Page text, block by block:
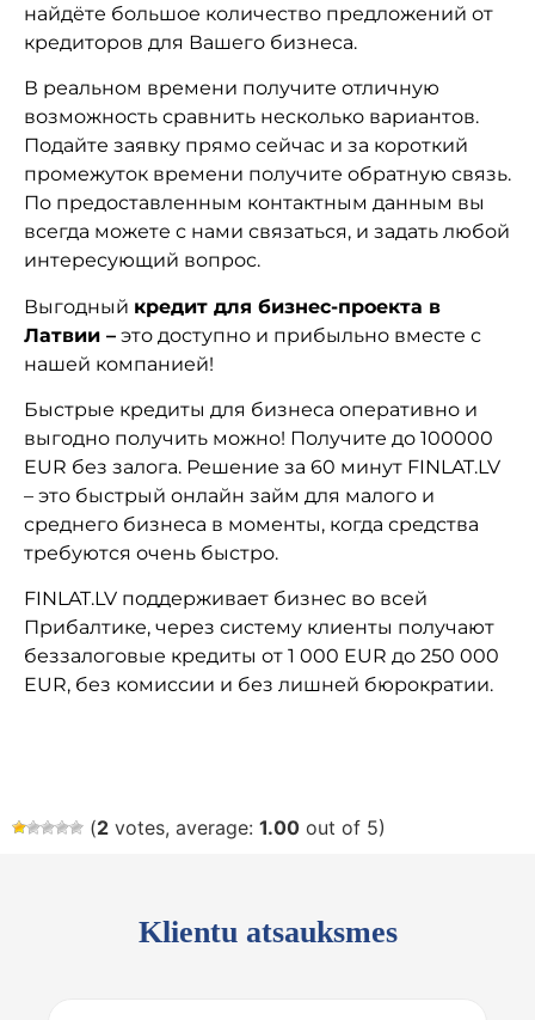
найдёте большое количество предложений от
кредиторов для Вашего бизнеса.
В реальном времени получите отличную
возможность сравнить несколько вариантов.
Подайте заявку прямо сейчас и за короткий
промежуток времени получите обратную связь.
По предоставленным контактным данным вы
всегда можете с нами связаться, и задать любой
интересующий вопрос.
Выгодный кредит для бизнес-проекта в
Латвии – это доступно и прибыльно вместе с
нашей компанией!
Быстрые кредиты для бизнеса оперативно и
выгодно получить можно! Получите до 100000
EUR без залога. Решение за 60 минут FINLAT.LV
– это быстрый онлайн займ для малого и
среднего бизнеса в моменты, когда средства
требуются очень быстро.
FINLAT.LV поддерживает бизнес во всей
Прибалтике, через систему клиенты получают
беззалоговые кредиты от 1 000 EUR до 250 000
EUR, без комиссии и без лишней бюрократии.
(2 votes, average: 1.00 out of 5)
Klientu atsauksmes